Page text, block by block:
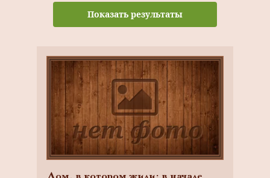
Показать результаты